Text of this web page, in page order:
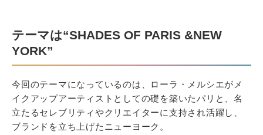
テーマは“SHADES OF PARIS &NEW
YORK”
今回のテーマになっているのは、ローラ・メルシエがメ
イクアップアーティストとしての礎を築いたパリと、名
立たるセレブリティやクリエイターに支持され活躍し、
ブランドを立ち上げたニューヨーク。